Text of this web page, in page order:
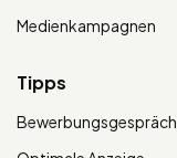
Medienkampagnen
Tipps
Bewerbungsgespräch